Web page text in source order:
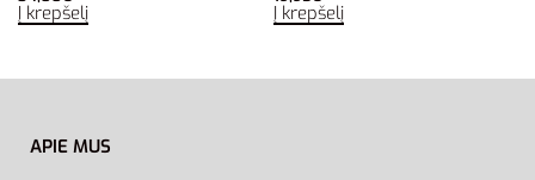
Į krepšelį Į krepšelį
APIE MUS